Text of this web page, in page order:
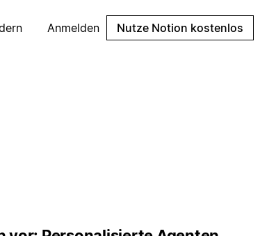
Anmelden Nutze Notion kostenlos